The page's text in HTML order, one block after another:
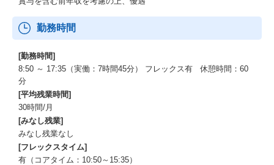
・時短したくない方はフルでフレックスを活用しながら働く
→上記2点は選択可能
・産前産後に体調をくずされた場合は、遅刻や欠勤扱いにせず通
常勤務でカウント
③残業時間
29時間（富士通の残業は３５時間と記載）
なぜここまで少ないのかの理由もしっかりあります！（理由が
ない企業が多いです！）
計画通りに仕事を受けることを徹底されており、遂行できる無
理の無い期間で対応を進めている
むちゃな対応はしないよう、突発的な対応が起きないよう工夫
している
勤務時間
[勤務時間]
8:50 ～ 17:35（実働：7時間45分） フレックス有 休憩時間：60
分
[平均残業時間]
30時間/月
[みなし残業]
みなし残業なし
[フレックスタイム]
有（コアタイム：10:50～15:35）